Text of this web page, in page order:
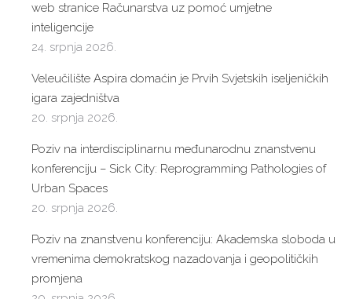
web stranice Računarstva uz pomoć umjetne
inteligencije
24. srpnja 2026.
Veleučilište Aspira domaćin je Prvih Svjetskih iseljeničkih
igara zajedništva
20. srpnja 2026.
Poziv na interdisciplinarnu međunarodnu znanstvenu
konferenciju – Sick City: Reprogramming Pathologies of
Urban Spaces
20. srpnja 2026.
Poziv na znanstvenu konferenciju: Akademska sloboda u
vremenima demokratskog nazadovanja i geopolitičkih
promjena